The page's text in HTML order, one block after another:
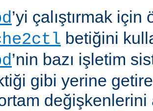
’yi çalıştırmak
betiğini
’nin bazı işletim
gibi yerine